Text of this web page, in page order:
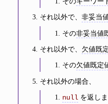
それ以外で、非妥当
その非妥当値
それ以外で、 欠値既
その欠値既定
それ以外の場合、
null を返しま